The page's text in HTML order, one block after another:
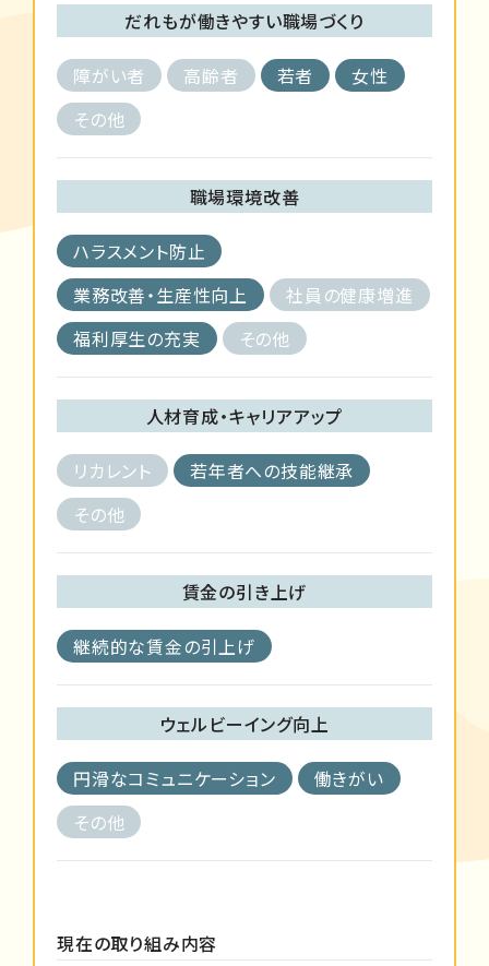
だれもが働きやすい職場づくり
障がい者 高齢者 若者
女性
その他
職場環境改善
ハラスメント防止
業務改善・生産性向上
社員の健康増進
福利厚生の充実
その他
人材育成・キャリアアップ
リカレント
若年者への技能継承
その他
賃金の引き上げ
継続的な賃金の引上げ
ウェルビーイング向上
円滑なコミュニケーション
働きがい
その他
現在の取り組み内容